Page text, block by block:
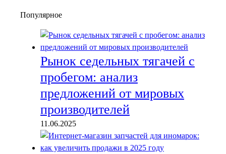
Популярное
Рынок седельных тягачей с
пробегом: анализ
предложений от мировых
производителей
11.06.2025